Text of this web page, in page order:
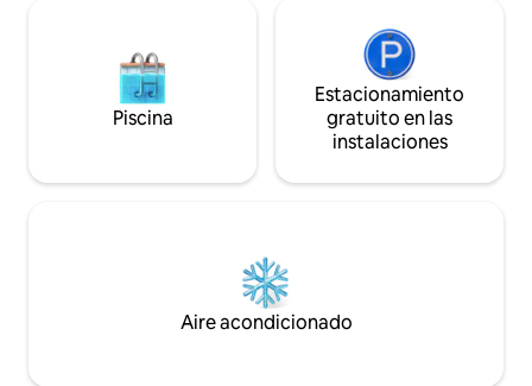
Piscina
Estacionamiento
gratuito en las
instalaciones
Aire acondicionado